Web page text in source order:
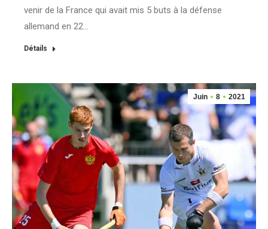
venir de la France qui avait mis 5 buts à la défense
allemand en 22…
Détails
Juin 8 2021